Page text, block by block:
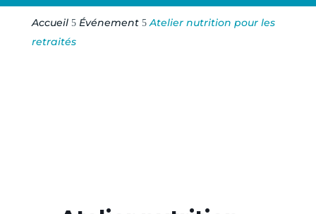
Accueil 5 Événement 5 Atelier nutrition pour les
retraités